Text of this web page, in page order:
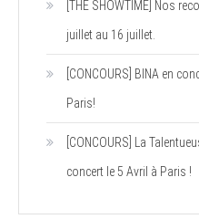
[THE SHOWTIME] Nos
juillet au 16 juillet.
[CONCOURS] BINA en
Paris!
[CONCOURS] La
concert le 5 Avril à Paris !